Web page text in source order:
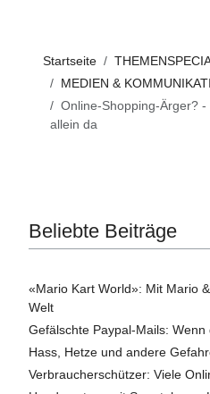
Startseite
MEDIEN &
Online-Shopping-Ärger?
allein da
Beliebte Beiträge
«Mario Kart World»: Mit Mario
Welt
Gefälschte Paypal-Mails:
Hass, Hetze und andere
Verbraucherschützer: Viele